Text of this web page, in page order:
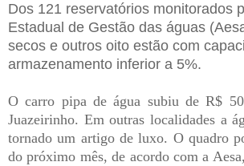
Dos 121 reservatórios monitorados
Estadual de Gestão das águas
secos e outros oito estão com
armazenamento inferior a 5%.
O carro pipa de água subiu de R$
Juazeirinho. Em outras localidades a
tornado um artigo de luxo. O quadro
do próximo mês, de acordo com a